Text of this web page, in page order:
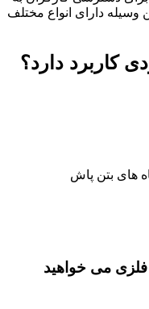
دارای انواع مختلف
کاربرد دارد؟
های بتن پاش
می خواهید